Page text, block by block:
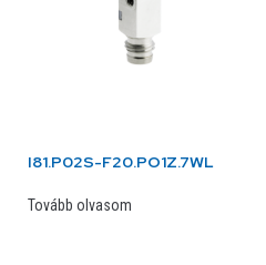
I81.P02S-F20.PO1Z.7WL
Tovább olvasom